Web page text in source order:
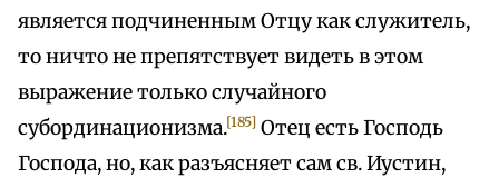
является подчиненным Отцу как служитель,
то ничто не препятствует видеть в этом
выражение только случайного
субординационизма.[185] Отец есть Господь
Господа, но, как разъясняет сам св. Иустин,